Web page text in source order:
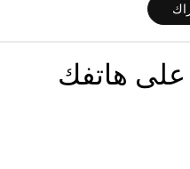
على هاتفك